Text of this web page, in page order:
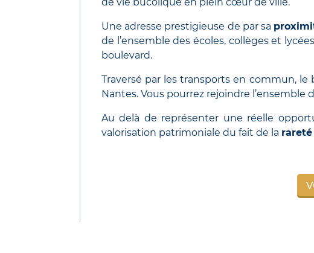
Une adresse prestigieuse de par sa
de l’ensemble des écoles, collèges et
boulevard.
Traversé par les transports en commun, le
Nantes. Vous pourrez rejoindre l’ensemble
Au delà de représenter une réelle
valorisation patrimoniale du fait de la